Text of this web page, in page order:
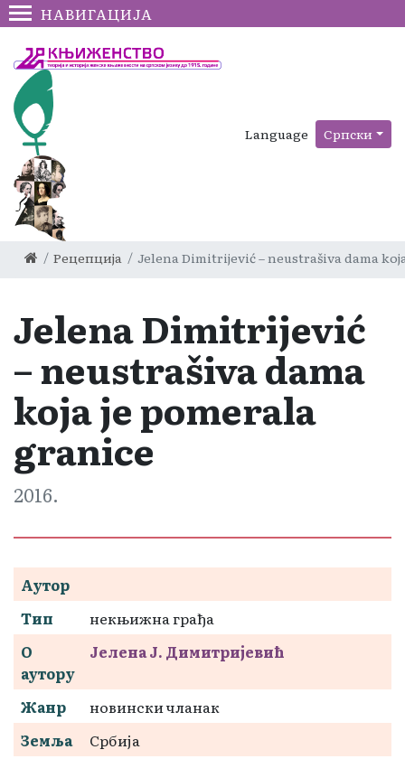
НАВИГАЦИЈА
Language Српски
Рецепција Jelena Dimitrijević – neustrašiva dama
Jelena Dimitrijević
– neustrašiva dama
koja je pomerala
granice
2016.
Аутор
Тип
некњижна грађа
О
аутору
Јелена Ј. Димитријевић
Жанр
новински чланак
Земља
Србија